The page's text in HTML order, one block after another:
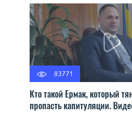
83771
Кто такой Ермак, который
пропасть капитуляции.